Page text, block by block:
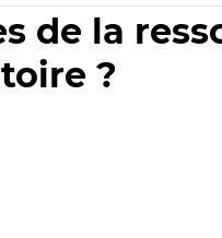
de la
?